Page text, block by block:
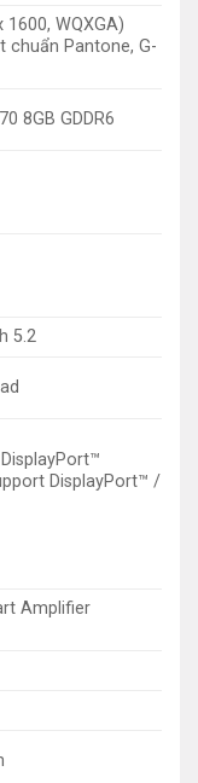
1600, WQXGA)
chuẩn Pantone, G-
8GB GDDR6
5.2
DisplayPort™ /
Amplifier